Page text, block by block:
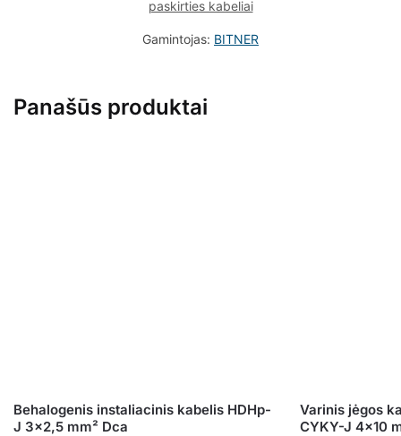
paskirties kabeliai
Gamintojas: BITNER
Panašūs produktai
Behalogenis instaliacinis kabelis HDHp-
J 3×2,5 mm² Dca
Varinis jėgos
CYKY-J 4×10